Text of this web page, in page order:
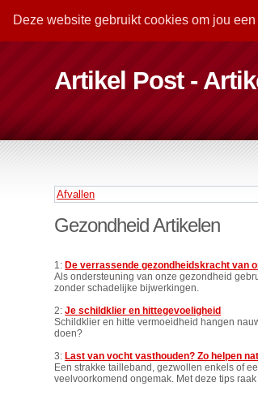
Deze website gebruikt cookies om jou
Artikel Post -
Afvallen
Gezondheid Artikelen
1: De verrassende gezondheidskracht van
Als ondersteuning van onze gezondheid
zonder schadelijke bijwerkingen.
2:Je schildklier en hittegevoeligheid
Schildklier en hitte vermoeidheid hangen
doen?
3: Last van vocht vasthouden? Zo helpen
Een strakke tailleband, gezwollen enkels of
veelvoorkomend ongemak. Met deze tips